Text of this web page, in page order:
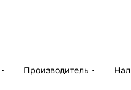
Производитель